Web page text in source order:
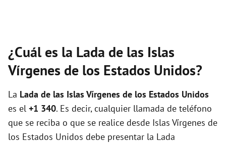
¿Cuál es la Lada de las Islas
Vírgenes de los Estados Unidos?
La Lada de las Islas Vírgenes de los Estados Unidos
es el +1 340. Es decir, cualquier llamada de teléfono
que se reciba o que se realice desde Islas Vírgenes de
los Estados Unidos debe presentar la Lada